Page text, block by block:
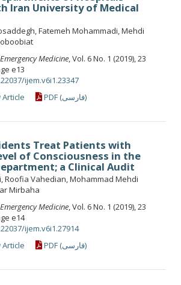
Iran University of Medical
Fatemeh Mohammadi, Mehdi
Medicine, Vol. 6 No. 1 (2019), 23
e13
ijem.v6i1.23347
Article PDF (فارسی)
Treat Patients with
of Consciousness in the
a Clinical Audit
Roofia Vahedian, Mohammad Mehdi
Mirbaha
Medicine, Vol. 6 No. 1 (2019), 23
e14
ijem.v6i1.27914
Article PDF (فارسی)